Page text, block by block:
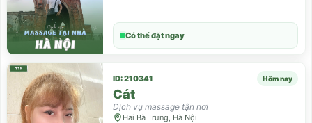
Có thể đặt ngay
ID: 210341 Hôm nay
Cát
Dịch vụ massage tận nơi
Hai Bà Trưng, Hà Nội